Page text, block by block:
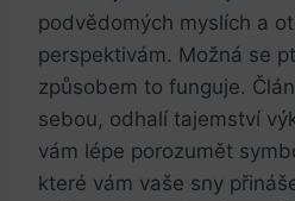
podvědomých myslích a
perspektivám. Možná se
způsobem to funguje.
sebou, odhalí tajemství
vám lépe porozumět
které vám vaše sny